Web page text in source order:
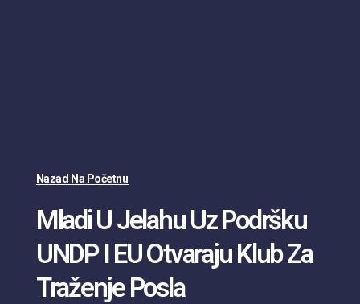
Nazad Na Početnu
Mladi U Jelahu Uz Podršku
UNDP I EU Otvaraju Klub Za
Traženje Posla